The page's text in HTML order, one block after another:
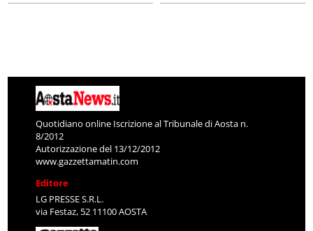
Quotidiano online Iscrizione al Tribunale di Aosta n.
8/2012
Autorizzazione del 13/12/2012
www.gazzettamatin.com
Editore
LG PRESSE S.R.L.
via Festaz, 52 11100 AOSTA